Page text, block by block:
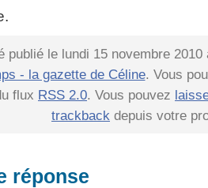
publié le lundi 15 novembre
- la gazette de Céline. Vous
flux RSS 2.0. Vous pouvez
trackback depuis votre
réponse